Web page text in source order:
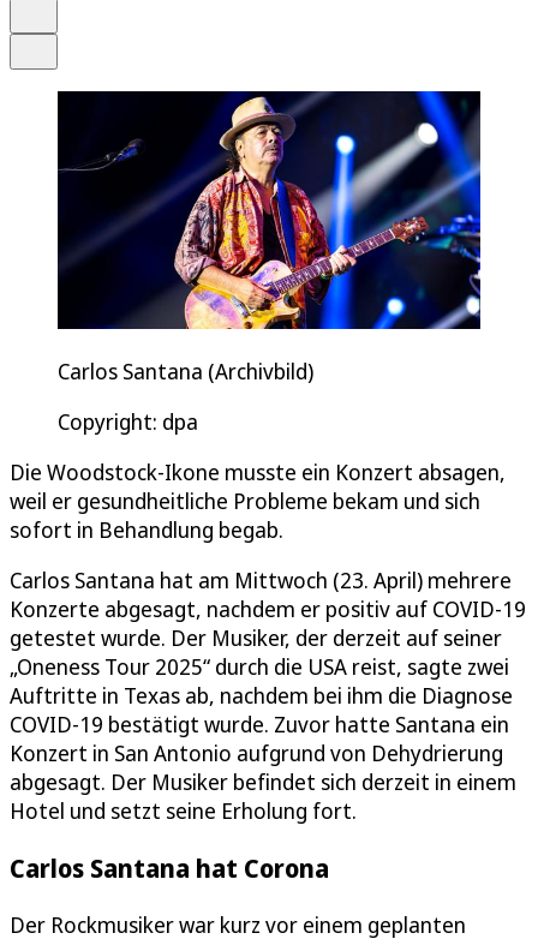
Carlos Santana (Archivbild)
Copyright: dpa
Die Woodstock-Ikone musste ein Konzert absagen,
weil er gesundheitliche Probleme bekam und sich
sofort in Behandlung begab.
Carlos Santana hat am Mittwoch (23. April) mehrere
Konzerte abgesagt, nachdem er positiv auf COVID-19
getestet wurde. Der Musiker, der derzeit auf seiner
„Oneness Tour 2025“ durch die USA reist, sagte zwei
Auftritte in Texas ab, nachdem bei ihm die Diagnose
COVID-19 bestätigt wurde. Zuvor hatte Santana ein
Konzert in San Antonio aufgrund von Dehydrierung
abgesagt. Der Musiker befindet sich derzeit in einem
Hotel und setzt seine Erholung fort.
Carlos Santana hat Corona
Der Rockmusiker war kurz vor einem geplanten